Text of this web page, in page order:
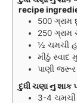
recipe
500 ગ્રામ
250 ગ્રામ
½ ચમચી
મીઠું સ્વાદ
પાણી
દુધી ચણા નુ શાક
3-4 ચમચી